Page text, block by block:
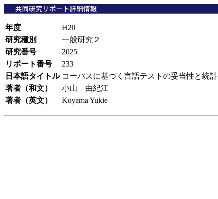
年度
H20
研究種別
一般研究２
研究番号
2025
リポート番号
233
日本語タイトル コーパスに基づく言語テストの妥当性と統
著者（和文）
小山 由紀江
著者（英文）
Koyama Yukie